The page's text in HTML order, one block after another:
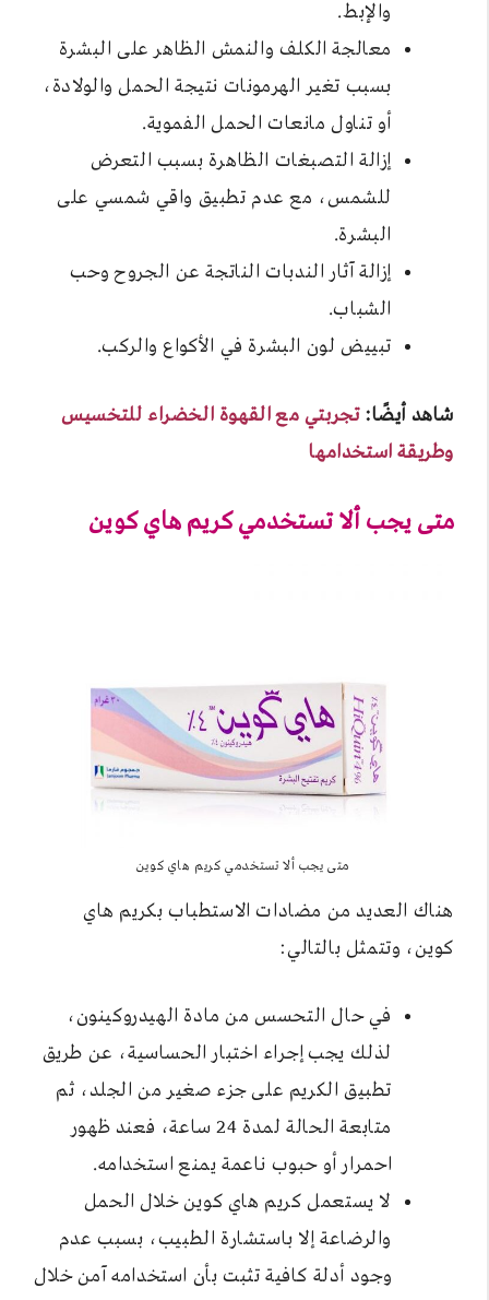
والإبط.
معالجة الكلف والنمش الظاهر على البشرة
بسبب تغير الهرمونات نتيجة الحمل والولادة،
أو تناول مانعات الحمل الفموية.
إزالة التصبغات الظاهرة بسبب التعرض
للشمس، مع عدم تطبيق واقي شمسي على
البشرة.
إزالة آثار الندبات الناتجة عن الجروح وحب
الشباب.
تبييض لون البشرة في الأكواع والركب.
شاهد أيضًا: تجربتي مع القهوة الخضراء للتخسيس
وطريقة استخدامها
متى يجب ألا تستخدمي كريم هاي كوين
متى يجب ألا تستخدمي كريم هاي كوين
هناك العديد من مضادات الاستطباب بكريم هاي
كوين، وتتمثل بالتالي:
في حال التحسس من مادة الهيدروكينون،
لذلك يجب إجراء اختبار الحساسية، عن طريق
تطبيق الكريم على جزء صغير من الجلد، ثم
متابعة الحالة لمدة 24 ساعة، فعند ظهور
احمرار أو حبوب ناعمة يمنع استخدامه.
لا يستعمل كريم هاي كوين خلال الحمل
والرضاعة إلا باستشارة الطبيب، بسبب عدم
وجود أدلة كافية تثبت بأن استخدامه آمن خلال